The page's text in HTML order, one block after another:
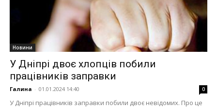
Новини
У Дніпрі двоє хлопців побили
працівників заправки
Галина - 01.01.2024 14:40 0
У Дніпрі працівників заправки побили двоє невідомих. Про це